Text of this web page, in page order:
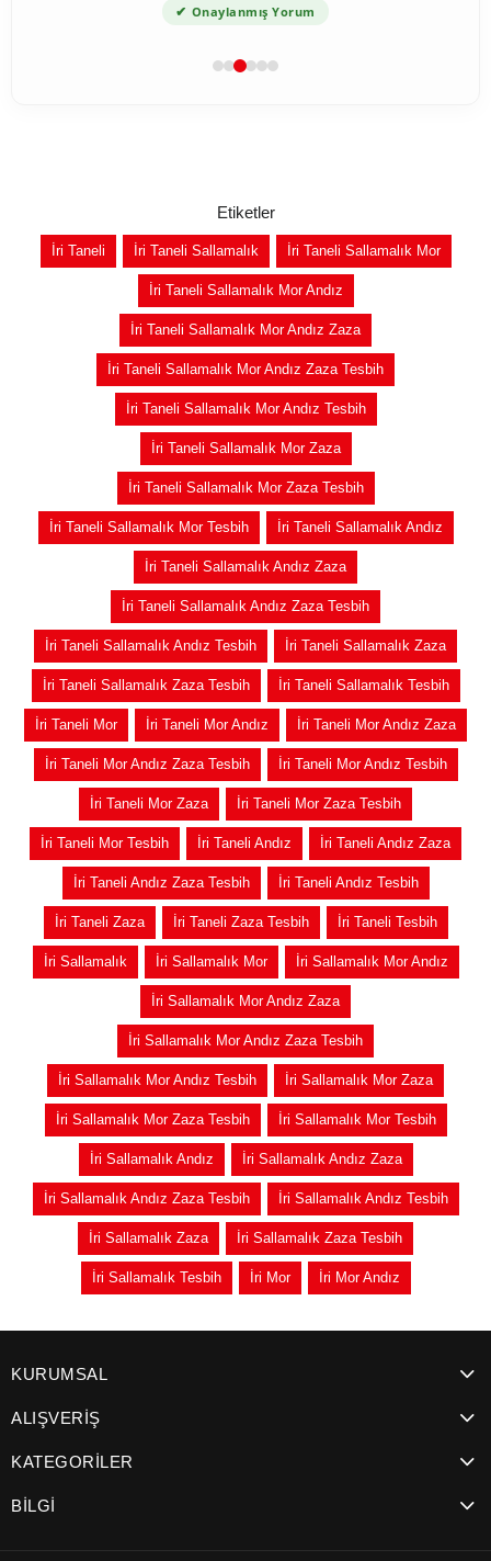
✔ Onaylanmış Yorum
Etiketler
İri Taneli İri Taneli Sallamalık İri Taneli Sallamalık Mor
İri Taneli Sallamalık Mor Andız
İri Taneli Sallamalık Mor Andız Zaza
İri Taneli Sallamalık Mor Andız Zaza Tesbih
İri Taneli Sallamalık Mor Andız Tesbih
İri Taneli Sallamalık Mor Zaza
İri Taneli Sallamalık Mor Zaza Tesbih
İri Taneli Sallamalık Mor Tesbih İri Taneli Sallamalık Andız
İri Taneli Sallamalık Andız Zaza
İri Taneli Sallamalık Andız Zaza Tesbih
İri Taneli Sallamalık Andız Tesbih İri Taneli Sallamalık Zaza
İri Taneli Sallamalık Zaza Tesbih İri Taneli Sallamalık Tesbih
İri Taneli Mor İri Taneli Mor Andız İri Taneli Mor Andız Zaza
İri Taneli Mor Andız Zaza Tesbih İri Taneli Mor Andız Tesbih
İri Taneli Mor Zaza İri Taneli Mor Zaza Tesbih
İri Taneli Mor Tesbih İri Taneli Andız İri Taneli Andız Zaza
İri Taneli Andız Zaza Tesbih İri Taneli Andız Tesbih
İri Taneli Zaza İri Taneli Zaza Tesbih İri Taneli Tesbih
İri Sallamalık İri Sallamalık Mor İri Sallamalık Mor Andız
İri Sallamalık Mor Andız Zaza
İri Sallamalık Mor Andız Zaza Tesbih
İri Sallamalık Mor Andız Tesbih İri Sallamalık Mor Zaza
İri Sallamalık Mor Zaza Tesbih İri Sallamalık Mor Tesbih
İri Sallamalık Andız İri Sallamalık Andız Zaza
İri Sallamalık Andız Zaza Tesbih İri Sallamalık Andız Tesbih
İri Sallamalık Zaza İri Sallamalık Zaza Tesbih
İri Sallamalık Tesbih İri Mor İri Mor Andız
KURUMSAL
ALIŞVERİŞ
KATEGORİLER
BİLGİ